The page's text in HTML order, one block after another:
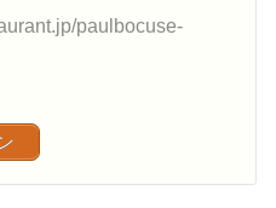
paulbocuse-